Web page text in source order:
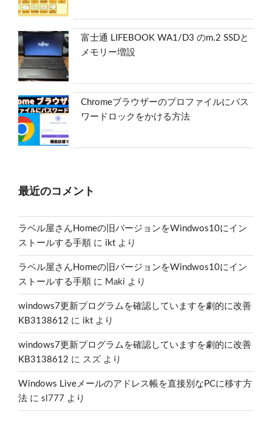
富士通 LIFEBOOK WA1/D3 のm.2 SSDと
メモリー増設
Chromeブラウザーのプロファイルにパス
ワードロックをかける方法
最近のコメント
ラベル屋さんHomeの旧バージョンをWindwos10にイン
ストールする手順 に ikt より
ラベル屋さんHomeの旧バージョンをWindwos10にイン
ストールする手順 に Maki より
windows7更新プログラムを確認していますを劇的に改善
KB3138612 に ikt より
windows7更新プログラムを確認していますを劇的に改善
KB3138612 に スズ より
Windows Liveメールのアドレス帳を直接別なPCに移す方
法 に sl777 より